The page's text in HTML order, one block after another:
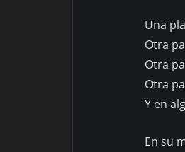
Una
Otra
Otra
Otra
Y en
En su